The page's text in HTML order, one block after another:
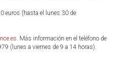
euros (hasta el lunes 30 de
. Más información en el teléfono de
(lunes a viernes de 9 a 14 horas).